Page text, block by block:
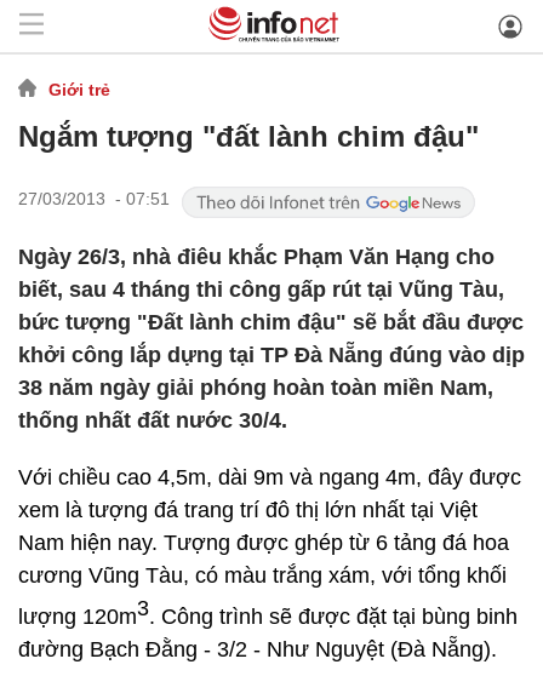
Giới trẻ
Ngắm tượng "đất lành chim đậu"
27/03/2013 - 07:51
Ngày 26/3, nhà điêu khắc Phạm Văn Hạng cho
biết, sau 4 tháng thi công gấp rút tại Vũng Tàu,
bức tượng "Đất lành chim đậu" sẽ bắt đầu được
khởi công lắp dựng tại TP Đà Nẵng đúng vào dịp
38 năm ngày giải phóng hoàn toàn miền Nam,
thống nhất đất nước 30/4.
Với chiều cao 4,5m, dài 9m và ngang 4m, đây được
xem là tượng đá trang trí đô thị lớn nhất tại Việt
Nam hiện nay. Tượng được ghép từ 6 tảng đá hoa
cương Vũng Tàu, có màu trắng xám, với tổng khối
lượng 120m3. Công trình sẽ được đặt tại bùng binh
đường Bạch Đằng - 3/2 - Như Nguyệt (Đà Nẵng).